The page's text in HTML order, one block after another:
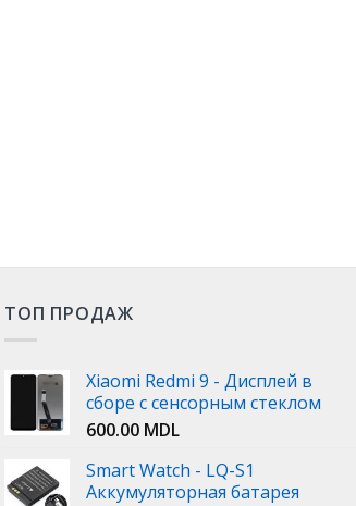
ТОП ПРОДАЖ
Xiaomi Redmi 9 - Дисплей в
сборе с сенсорным стеклом
600.00 MDL
Smart Watch - LQ-S1
Аккумуляторная батарея